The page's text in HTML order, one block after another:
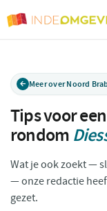
Meer over Noord
Tips voor
rondom
Wat je ook zoekt —
— onze redactie
gezet.